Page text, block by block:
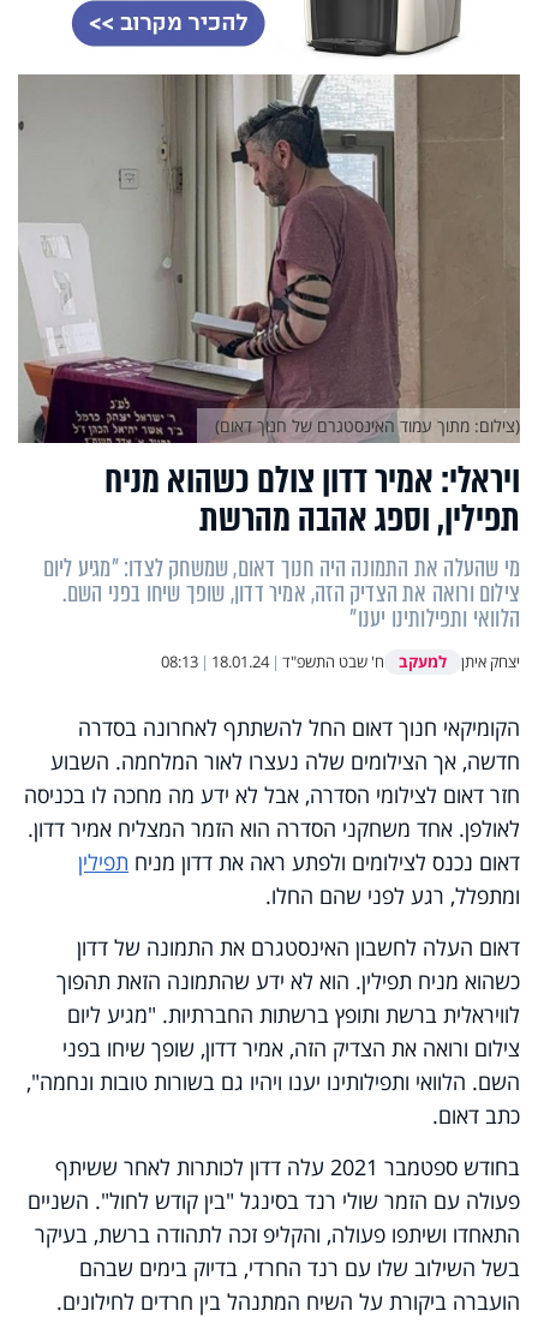
ויראלי: אמיר דדון צולם כשהוא מניח
תפילין, וספג אהבה מהרשת
מי שהעלה את התמונה היה חנוך דאום, שמשחק לצדו: "מגיע ליום
צילום ורואה את הצדיק הזה, אמיר דדון, שופך שיחו בפני השם.
הלוואי ותפילותינו יענו"
יצחק איתן למעקב ח' שבט התשפ"ד |
18.01.24
|
08:13
(צילום: מתוך עמוד האינסטגרם של חנוך דאום)
הקומיקאי חנוך דאום החל להשתתף לאחרונה בסדרה
חדשה, אך הצילומים שלה נעצרו לאור המלחמה. השבוע
חזר דאום לצילומי הסדרה, אבל לא ידע מה מחכה לו בכניסה
לאולפן. אחד משחקני הסדרה הוא הזמר המצליח אמיר דדון.
דאום נכנס לצילומים ולפתע ראה את דדון מניח תפילין
ומתפלל, רגע לפני שהם החלו.
דאום העלה לחשבון האינסטגרם את התמונה של דדון
כשהוא מניח תפילין. הוא לא ידע שהתמונה הזאת תהפוך
לוויראלית ברשת ותופץ ברשתות החברתיות. "מגיע ליום
צילום ורואה את הצדיק הזה, אמיר דדון, שופך שיחו בפני
השם. הלוואי ותפילותינו יענו ויהיו גם בשורות טובות ונחמה",
כתב דאום.
בחודש ספטמבר 2021 עלה דדון לכותרות לאחר ששיתף
פעולה עם הזמר שולי רנד בסינגל "בין קודש לחול". השניים
התאחדו ושיתפו פעולה, והקליפ זכה לתהודה ברשת, בעיקר
בשל השילוב שלו עם רנד החרדי, בדיוק בימים שבהם
הועברה ביקורת על השיח המתנהל בין חרדים לחילונים.